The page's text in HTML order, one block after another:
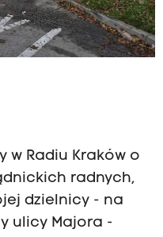
w Radiu Kraków o
radnych,
dzielnicy - na
ulicy Majora -